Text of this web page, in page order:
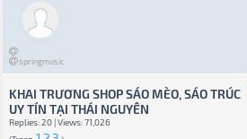
springmusic
KHAI TRƯƠNG SHOP SÁO MÈO, SÁO TRÚC
UY TÍN TẠI THÁI NGUYÊN
Replies: 20 | Views: 71,026